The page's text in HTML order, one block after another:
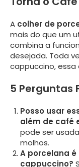
A colher de
mais do que um
combina a
desejada. Toda
cappuccino, essa
5 Perguntas
Posso usar
além de café
pode ser
molhos.
A porcelana
cappuccino?